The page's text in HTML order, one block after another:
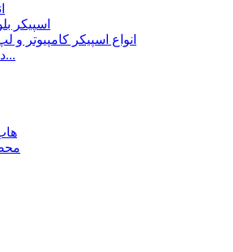
اسپیکر
انواع اسپیکر کامپیوتر و
دسته بازی و...